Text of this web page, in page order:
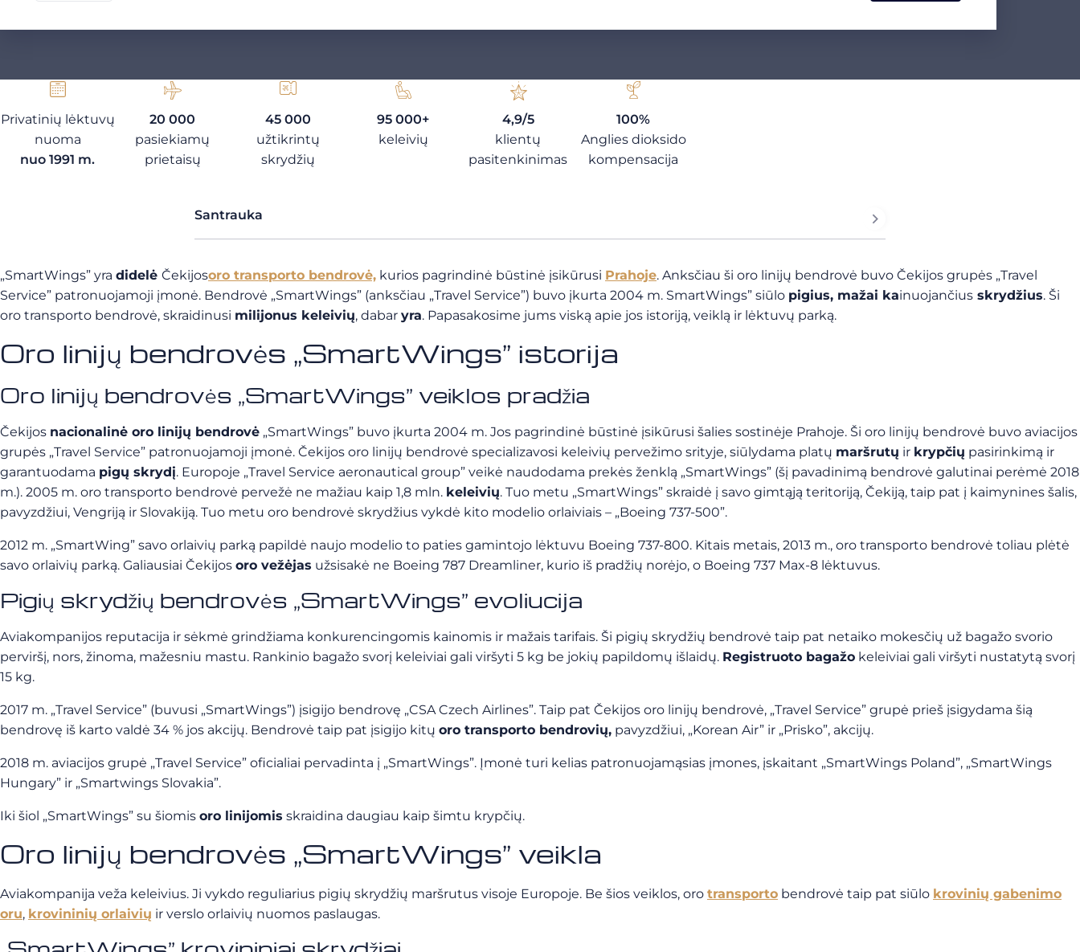
Privatinių lėktuvų
nuoma
nuo 1991 m.
20 000
pasiekiamų
prietaisų
45 000
užtikrintų
skrydžių
95 000+
keleivių
4,9/5
klientų
pasitenkinimas
100%
Anglies dioksido
kompensacija
Santrauka
„SmartWings” yra didelė Čekijosoro transporto bendrovė, kurios pagrindinė būstinė įsikūrusi Prahoje. Anksčiau ši oro linijų bendrovė buvo Čekijos grupės „Travel
Service” patronuojamoji įmonė. Bendrovė „SmartWings” (anksčiau „Travel Service”) buvo įkurta 2004 m. SmartWings” siūlo pigius, mažai kainuojančius skrydžius. Ši
oro transporto bendrovė, skraidinusi milijonus keleivių, dabar yra. Papasakosime jums viską apie jos istoriją, veiklą ir lėktuvų parką.
Oro linijų bendrovės „SmartWings” istorija
Oro linijų bendrovės „SmartWings” veiklos pradžia
Čekijos nacionalinė oro linijų bendrovė „SmartWings” buvo įkurta 2004 m. Jos pagrindinė būstinė įsikūrusi šalies sostinėje Prahoje. Ši oro linijų bendrovė buvo aviacijos
grupės „Travel Service” patronuojamoji įmonė. Čekijos oro linijų bendrovė specializavosi keleivių pervežimo srityje, siūlydama platų maršrutų ir krypčių pasirinkimą ir
garantuodama pigų skrydį. Europoje „Travel Service aeronautical group” veikė naudodama prekės ženklą „SmartWings” (šį pavadinimą bendrovė galutinai perėmė 2018
m.). 2005 m. oro transporto bendrovė pervežė ne mažiau kaip 1,8 mln. keleivių. Tuo metu „SmartWings” skraidė į savo gimtąją teritoriją, Čekiją, taip pat į kaimynines šalis,
pavyzdžiui, Vengriją ir Slovakiją. Tuo metu oro bendrovė skrydžius vykdė kito modelio orlaiviais – „Boeing 737-500”.
2012 m. „SmartWing” savo orlaivių parką papildė naujo modelio to paties gamintojo lėktuvu Boeing 737-800. Kitais metais, 2013 m., oro transporto bendrovė toliau plėtė
savo orlaivių parką. Galiausiai Čekijos oro vežėjas užsisakė ne Boeing 787 Dreamliner, kurio iš pradžių norėjo, o Boeing 737 Max-8 lėktuvus.
Pigių skrydžių bendrovės „SmartWings” evoliucija
Aviakompanijos reputacija ir sėkmė grindžiama konkurencingomis kainomis ir mažais tarifais. Ši pigių skrydžių bendrovė taip pat netaiko mokesčių už bagažo svorio
perviršį, nors, žinoma, mažesniu mastu. Rankinio bagažo svorį keleiviai gali viršyti 5 kg be jokių papildomų išlaidų. Registruoto bagažo keleiviai gali viršyti nustatytą svorį
15 kg.
2017 m. „Travel Service” (buvusi „SmartWings”) įsigijo bendrovę „CSA Czech Airlines”. Taip pat Čekijos oro linijų bendrovė, „Travel Service” grupė prieš įsigydama šią
bendrovę iš karto valdė 34 % jos akcijų. Bendrovė taip pat įsigijo kitų oro transporto bendrovių, pavyzdžiui, „Korean Air” ir „Prisko”, akcijų.
2018 m. aviacijos grupė „Travel Service” oficialiai pervadinta į „SmartWings”. Įmonė turi kelias patronuojamąsias įmones, įskaitant „SmartWings Poland”, „SmartWings
Hungary” ir „Smartwings Slovakia”.
Iki šiol „SmartWings” su šiomis oro linijomis skraidina daugiau kaip šimtu krypčių.
Oro linijų bendrovės „SmartWings” veikla
Aviakompanija veža keleivius. Ji vykdo reguliarius pigių skrydžių maršrutus visoje Europoje. Be šios veiklos, oro transporto bendrovė taip pat siūlo krovinių gabenimo
oru, krovininių orlaivių ir verslo orlaivių nuomos paslaugas.